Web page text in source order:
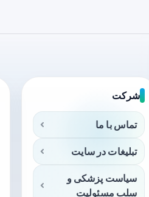
شرکت
تماس با ما
تبلیغات در سایت
سیاست پزشکی و
سلب مسئولیت